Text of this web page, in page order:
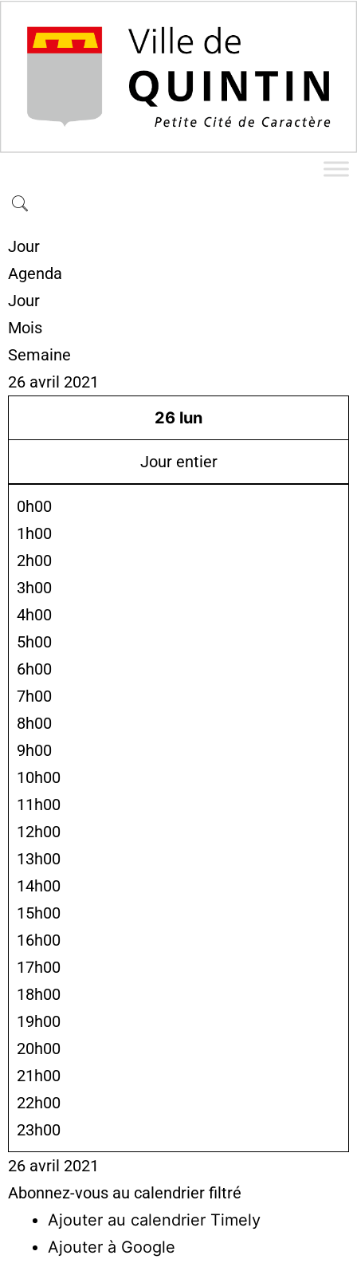
Jour
Agenda
Jour
Mois
Semaine
26 avril 2021
26 lun
Jour entier
0h00
1h00
2h00
3h00
4h00
5h00
6h00
7h00
8h00
9h00
10h00
11h00
12h00
13h00
14h00
15h00
16h00
17h00
18h00
19h00
20h00
21h00
22h00
23h00
26 avril 2021
Abonnez-vous au calendrier filtré
Ajouter au calendrier Timely
Ajouter à Google